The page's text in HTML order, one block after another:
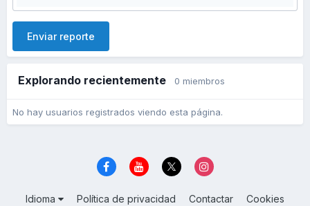
Enviar reporte
Explorando recientemente 0 miembros
No hay usuarios registrados viendo esta página.
Idioma Política de privacidad Contactar Cookies